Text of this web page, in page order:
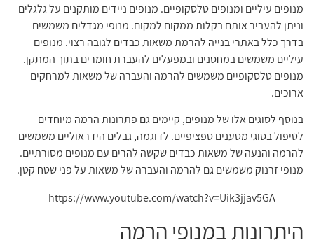
מנופים עיליים ומנופים טלסקופיים. מנופים ניידים מותקנים על גלגלים
וניתן להעביר אותם בקלות ממקום למקום. מנופי מגדלים משמשים
בדרך כלל באתרי בנייה להרמת משאות כבדים לגובה רצוי. מנופים
עיליים משמשים במחסנים ובמפעלים להעברת חומרים בתוך המתקן.
מנופים טלסקופיים משמשים להרמה והעברה של משאות למרחקים
ארוכים.
בנוסף לסוגים אלו של מנופים, קיימים גם פתרונות הרמה מיוחדים
לטיפול בסוגי מטענים ספציפיים. לדוגמה, גבלים הידראוליים משמשים
להרמה והנעה של משאות כבדים שקשה להרים עם מנופים מסורתיים.
מנופי זרנוק משמשים גם להרמה והעברה של משאות על פני שטח קטן.
https://www.youtube.com/watch?v=Uik3jjav5GA
היתרונות במנופי הרמה